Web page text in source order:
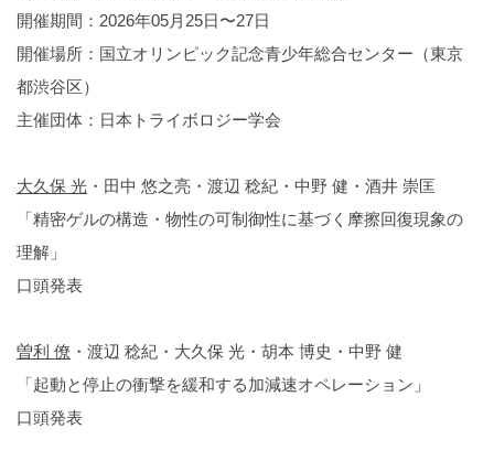
開催期間：2026年05月25日〜27日
開催場所：国立オリンピック記念青少年総合センター（東京
都渋谷区）
主催団体：日本トライボロジー学会
大久保 光 ・田中 悠之亮・渡辺 稔紀・中野 健・酒井 崇匡
「精密ゲルの構造・物性の可制御性に基づく摩擦回復現象の
理解」
口頭発表
曽利 僚 ・渡辺 稔紀・大久保 光・胡本 博史・中野 健
「起動と停止の衝撃を緩和する加減速オペレーション」
口頭発表